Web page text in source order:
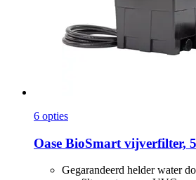
6 opties
Oase BioSmart vijverfilter,
Gegarandeerd helder water